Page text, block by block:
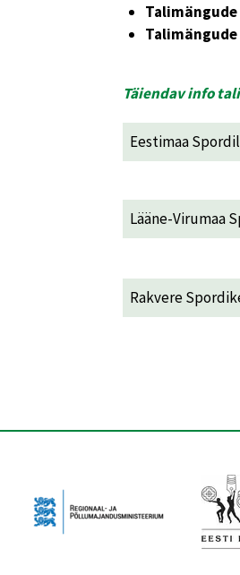
Täiendav info
Eestimaa
Lääne-Virumaa
Rakvere